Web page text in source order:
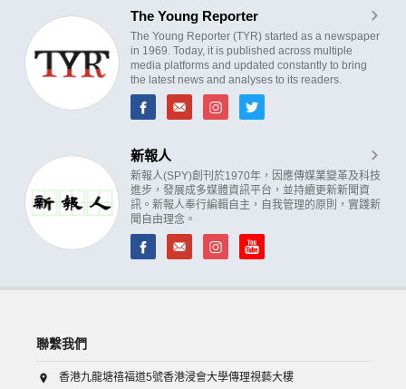
The Young Reporter
The Young Reporter (TYR) started as a newspaper
in 1969. Today, it is published across multiple
media platforms and updated constantly to bring
the latest news and analyses to its readers.
新報人
新報人(SPY)創刊於1970年，因應傳媒業變革及科技
進步，發展成多媒體資訊平台，並持續更新新聞資
訊。新報人奉行編輯自主，自我管理的原則，實踐新
聞自由理念。
聯繫我們
香港九龍塘禧福道5號香港浸會大學傳理視藝大樓